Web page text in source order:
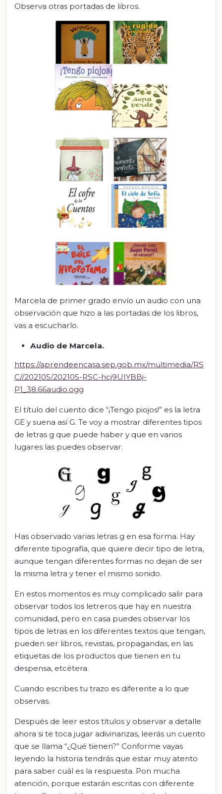
Observa otras portadas de libros.
Marcela de primer grado envío un audio con una
observación que hizo a las portadas de los libros,
vas a escucharlo.
Audio de Marcela.
https://aprendeencasa.sep.gob.mx/multimedia/RS
C//202105/202105-RSC-hcj9UIYBBj-
P1_38.66audio.ogg
El título del cuento dice “¡Tengo piojos!” es la letra
GE y suena así G. Te voy a mostrar diferentes tipos
de letras g que puede haber y que en varios
lugares las puedes observar.
Has observado varias letras g en esa forma. Hay
diferente tipografía, que quiere decir tipo de letra,
aunque tengan diferentes formas no dejan de ser
la misma letra y tener el mismo sonido.
En estos momentos es muy complicado salir para
observar todos los letreros que hay en nuestra
comunidad, pero en casa puedes observar los
tipos de letras en los diferentes textos que tengan,
pueden ser libros, revistas, propagandas, en las
etiquetas de los productos que tienen en tu
despensa, etcétera.
Cuando escribes tu trazo es diferente a lo que
observas.
Después de leer estos títulos y observar a detalle
ahora si te toca jugar adivinanzas, leerás un cuento
que se llama “¿Qué tienen?” Conforme vayas
leyendo la historia tendrás que estar muy atento
para saber cuál es la respuesta. Pon mucha
atención, porque estarán escritas con diferente